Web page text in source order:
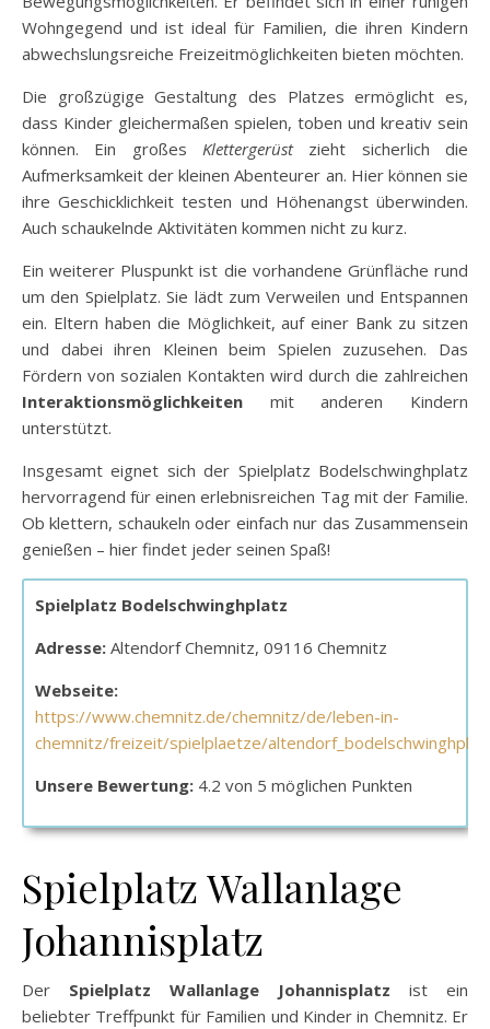
Wohngegend und ist ideal für Familien, die ihren Kindern
abwechslungsreiche Freizeitmöglichkeiten bieten möchten.
Die großzügige Gestaltung des Platzes ermöglicht es,
dass Kinder gleichermaßen spielen, toben und kreativ sein
können. Ein großes Klettergerüstzieht sicherlich die
Aufmerksamkeit der kleinen Abenteurer an. Hier können sie
ihre Geschicklichkeit testen und Höhenangst überwinden.
Auch schaukelnde Aktivitäten kommen nicht zu kurz.
Ein weiterer Pluspunkt ist die vorhandene Grünfläche rund
um den Spielplatz. Sie lädt zum Verweilen und Entspannen
ein. Eltern haben die Möglichkeit, auf einer Bank zu sitzen
und dabei ihren Kleinen beim Spielen zuzusehen. Das
Fördern von sozialen Kontakten wird durch die zahlreichen
Interaktionsmöglichkeiten mit anderen Kindern
unterstützt.
Insgesamt eignet sich der Spielplatz Bodelschwinghplatz
hervorragend für einen erlebnisreichen Tag mit der Familie.
Ob klettern, schaukeln oder einfach nur das Zusammensein
genießen – hier findet jeder seinen Spaß!
Spielplatz Bodelschwinghplatz
Adresse: Altendorf Chemnitz, 09116 Chemnitz
Webseite:
https://www.chemnitz.de/chemnitz/de/leben-in-
chemnitz/freizeit/spielplaetze/
Unsere Bewertung: 4.2 von 5 möglichen Punkten
Spielplatz Wallanlage
Johannisplatz
Der Spielplatz Wallanlage Johannisplatz ist ein
beliebter Treffpunkt für Familien und Kinder in Chemnitz. Er